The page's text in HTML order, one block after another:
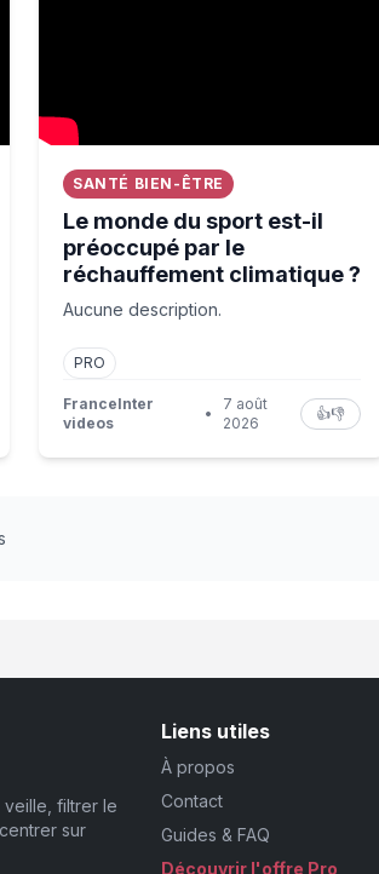
SANTÉ BIEN-ÊTRE
Le monde du sport est-il
préoccupé par le
réchauffement climatique ?
Aucune description.
PRO
FranceInter
videos
•
7 août
2026
👍👎
veille, filtrer le
sur
Liens utiles
À propos
Contact
Guides & FAQ
Découvrir l'offre Pro